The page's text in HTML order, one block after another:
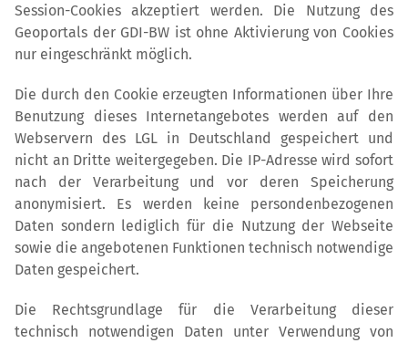
Session-Cookies akzeptiert werden. Die Nutzung des
Geoportals der GDI-BW ist ohne Aktivierung von Cookies
nur eingeschränkt möglich.
Die durch den Cookie erzeugten Informationen über Ihre
Benutzung dieses Internetangebotes werden auf den
Webservern des LGL in Deutschland gespeichert und
nicht an Dritte weitergegeben. Die IP-Adresse wird sofort
nach der Verarbeitung und vor deren Speicherung
anonymisiert. Es werden keine persondenbezogenen
Daten sondern lediglich für die Nutzung der Webseite
sowie die angebotenen Funktionen technisch notwendige
Daten gespeichert.
Die Rechtsgrundlage für die Verarbeitung dieser
technisch notwendigen Daten unter Verwendung von